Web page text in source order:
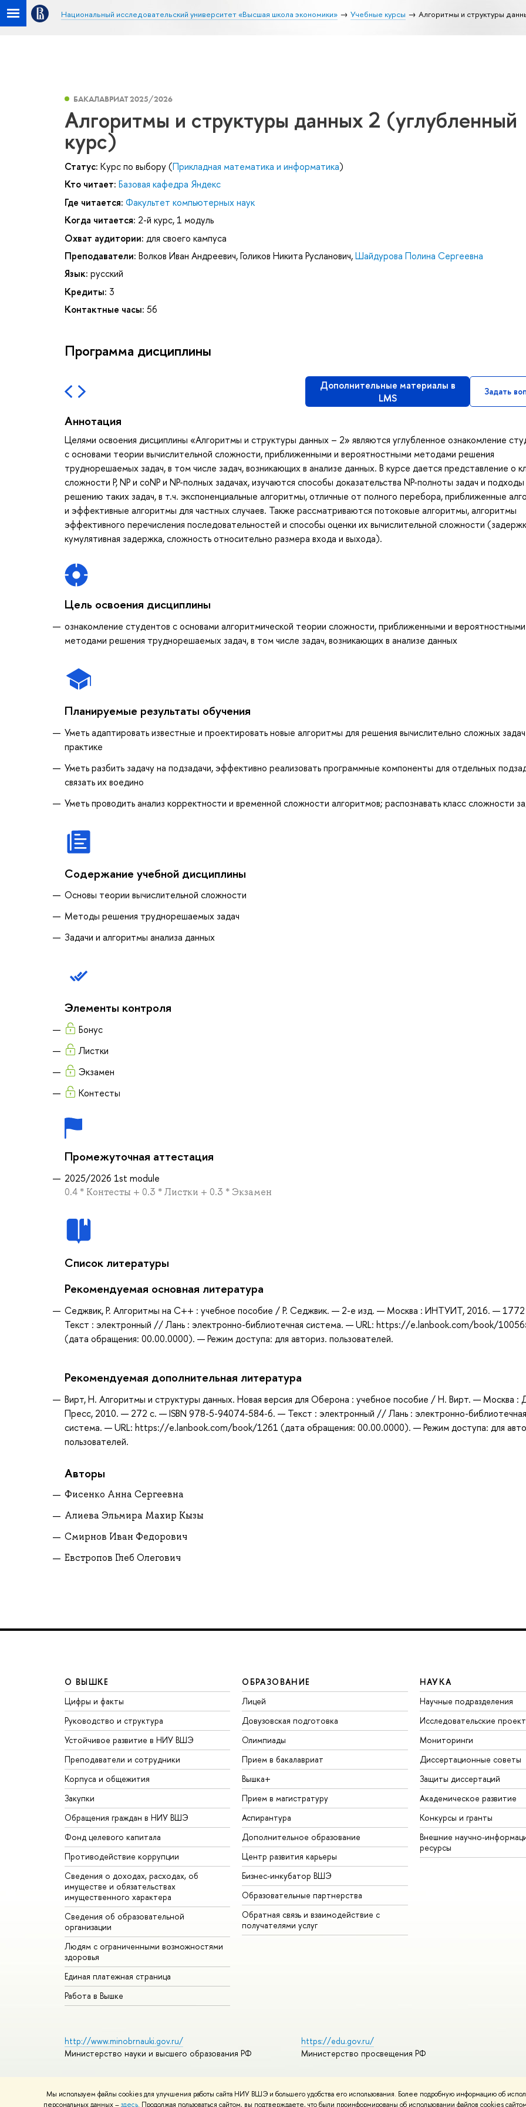
Мы используем файлы cookies для улучшения работы сайта НИУ ВШЭ и большего удобства его использования. Более подробную информацию об
персональных данных –здесь. Продолжая пользоваться сайтом, вы подтверждаете, что были проинформированы об использовании файлов cookies
Национальный исследовательский университет «Высшая школа экономики» Учебные курсы Алгоритмы и структуры
БАКАЛАВРИАТ 2025/2026
Алгоритмы и структуры данных 2 (углубленный
курс)
Статус: Курс по выбору (Прикладная математика и информатика)
Кто читает: Базовая кафедра Яндекс
Где читается: Факультет компьютерных наук
Когда читается: 2-й курс, 1 модуль
Охват аудитории: для своего кампуса
Преподаватели: Волков Иван Андреевич,Голиков Никита Русланович,Шайдурова Полина Сергеевна
Язык: русский
Кредиты: 3
Контактные часы: 56
Программа дисциплины
Дополнительные материалы в
LMS
Задать
Аннотация
Целями освоения дисциплины «Алгоритмы и структуры данных – 2» являются углубленное ознакомление
с основами теории вычислительной сложности, приближенными и вероятностными методами решения
труднорешаемых задач, в том числе задач, возникающих в анализе данных. В курсе дается представление о
сложности P, NP и coNP и NP-полных задачах, изучаются способы доказательства NP-полноты задач и подходы
решению таких задач, в т.ч. экспоненциальные алгоритмы, отличные от полного перебора, приближенные
и эффективные алгоритмы для частных случаев. Также рассматриваются потоковые алгоритмы, алгоритмы
эффективного перечисления последовательностей и способы оценки их вычислительной сложности
кумулятивная задержка, сложность относительно размера входа и выхода).
Цель освоения дисциплины
ознакомление студентов с основами алгоритмической теории сложности, приближенными и вероятностными
методами решения труднорешаемых задач, в том числе задач, возникающих в анализе данных
Планируемые результаты обучения
Уметь адаптировать известные и проектировать новые алгоритмы для решения вычислительно сложных
практике
Уметь разбить задачу на подзадачи, эффективно реализовать программные компоненты для отдельных
связать их воедино
Уметь проводить анализ корректности и временной сложности алгоритмов; распознавать класс сложности
Содержание учебной дисциплины
Основы теории вычислительной сложности
Методы решения труднорешаемых задач
Задачи и алгоритмы анализа данных
Элементы контроля
Бонус
Листки
Экзамен
Контесты
Промежуточная аттестация
2025/2026 1st module
0.4 * Контесты + 0.3 * Листки + 0.3 * Экзамен
Список литературы
Рекомендуемая основная литература
Седжвик, Р. Алгоритмы на С++ : учебное пособие / Р. Седжвик. — 2-е изд. — Москва : ИНТУИТ, 2016. —
Текст : электронный // Лань : электронно-библиотечная система. — URL: https://e.lanbook.com/book/
(дата обращения: 00.00.0000). — Режим доступа: для авториз. пользователей.
Рекомендуемая дополнительная литература
Вирт, Н. Алгоритмы и структуры данных. Новая версия для Оберона : учебное пособие / Н. Вирт. — Москва
Пресс, 2010. — 272 с. — ISBN 978-5-94074-584-6. — Текст : электронный // Лань : электронно-библиотечная
система. — URL: https://e.lanbook.com/book/1261 (дата обращения: 00.00.0000). — Режим доступа: для
пользователей.
Авторы
Фисенко Анна Сергеевна
Алиева Эльмира Махир Кызы
Смирнов Иван Федорович
Евстропов Глеб Олегович
О ВЫШКЕ
Цифры и факты
Руководство и структура
Устойчивое развитие в НИУ ВШЭ
Преподаватели и сотрудники
Корпуса и общежития
Закупки
Обращения граждан в НИУ ВШЭ
Фонд целевого капитала
Противодействие коррупции
Сведения о доходах, расходах, об
имуществе и обязательствах
имущественного характера
Сведения об образовательной
организации
Людям с ограниченными возможностями
здоровья
Единая платежная страница
Работа в Вышке
ОБРАЗОВАНИЕ
Лицей
Довузовская подготовка
Олимпиады
Прием в бакалавриат
Вышка+
Прием в магистратуру
Аспирантура
Дополнительное образование
Центр развития карьеры
Бизнес-инкубатор ВШЭ
Образовательные партнерства
Обратная связь и взаимодействие с
получателями услуг
НАУКА
Научные подразделения
Исследовательские
Мониторинги
Диссертационные советы
Защиты диссертаций
Академическое развитие
Конкурсы и гранты
Внешние научно-
ресурсы
http://www.minobrnauki.gov.ru/
Министерство науки и высшего образования РФ
https://edu.gov.ru/
Министерство просвещения РФ
© НИУ ВШЭ 1993–2026 Адреса и контакты Условия использования материалов Политика конфиденциальности